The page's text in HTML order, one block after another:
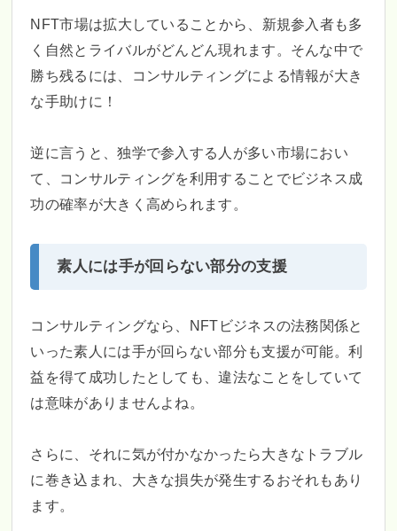
NFT市場は拡大していることから、新規参入者も多
く自然とライバルがどんどん現れます。そんな中で
勝ち残るには、コンサルティングによる情報が大き
な手助けに！
逆に言うと、独学で参入する人が多い市場におい
て、コンサルティングを利用することでビジネス成
功の確率が大きく高められます。
素人には手が回らない部分の支援
コンサルティングなら、NFTビジネスの法務関係と
いった素人には手が回らない部分も支援が可能。利
益を得て成功したとしても、違法なことをしていて
は意味がありませんよね。
さらに、それに気が付かなかったら大きなトラブル
に巻き込まれ、大きな損失が発生するおそれもあり
ます。